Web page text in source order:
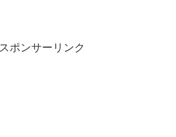
スポンサーリンク